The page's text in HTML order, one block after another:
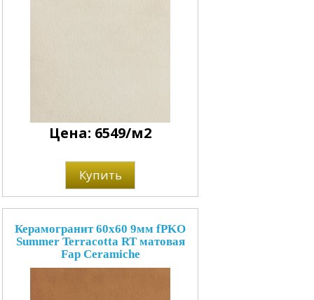
Цена: 6549/м2
Купить
Керамогранит 60x60 9мм fPKO
Summer Terracotta RT матовая
Fap Ceramiche